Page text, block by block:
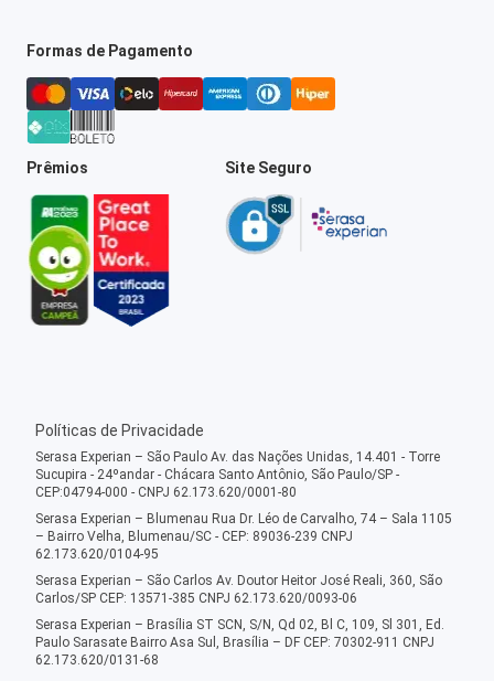
Formas de Pagamento
Prêmios Site Seguro
Políticas de Privacidade
Serasa Experian – São Paulo Av. das Nações Unidas, 14.401 - Torre
Sucupira - 24ºandar - Chácara Santo Antônio, São Paulo/SP -
CEP:04794-000 - CNPJ 62.173.620/0001-80
Serasa Experian – Blumenau Rua Dr. Léo de Carvalho, 74 – Sala 1105
– Bairro Velha, Blumenau/SC - CEP: 89036-239 CNPJ
62.173.620/0104-95
Serasa Experian – São Carlos Av. Doutor Heitor José Reali, 360, São
Carlos/SP CEP: 13571-385 CNPJ 62.173.620/0093-06
Serasa Experian – Brasília ST SCN, S/N, Qd 02, Bl C, 109, Sl 301, Ed.
Paulo Sarasate Bairro Asa Sul, Brasília – DF CEP: 70302-911 CNPJ
62.173.620/0131-68